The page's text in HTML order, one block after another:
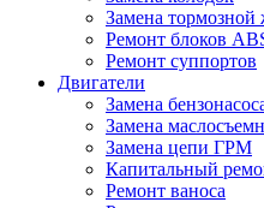
Замена тормозной
Ремонт блоков
Ремонт суппортов
Двигатели
Замена
Замена
Замена цепи ГРМ
Капитальный
Ремонт ваноса